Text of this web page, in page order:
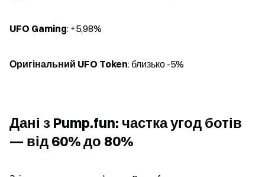
UFO Gaming: +5,98%
Оригінальний UFO Token: близько -5%
Дані з Pump.fun: частка угод ботів
— від 60% до 80%